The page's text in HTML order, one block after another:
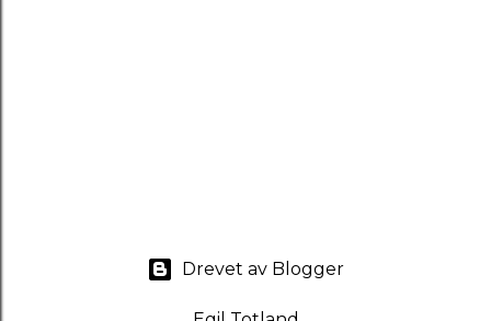
Drevet av Blogger